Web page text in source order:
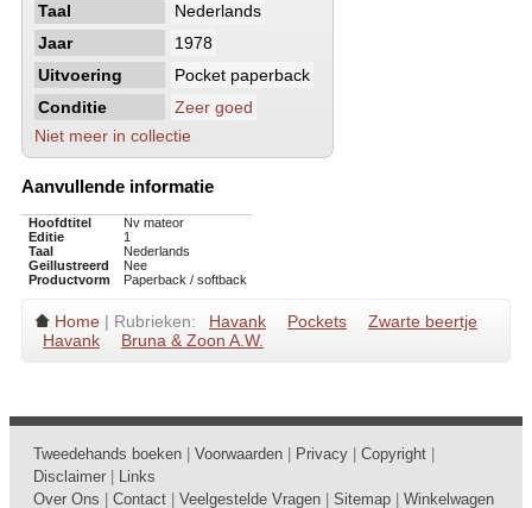
Taal
Nederlands
Jaar
1978
Uitvoering
Pocket paperback
Conditie
Zeer goed
Niet meer in collectie
Aanvullende informatie
Hoofdtitel
Nv mateor
Editie
1
Taal
Nederlands
Geillustreerd
Nee
Productvorm
Paperback / softback
Home | Rubrieken: Havank Pockets
Zwarte beertje
Havank
Bruna & Zoon A.W.
Tweedehands boeken Voorwaarden Privacy Copyright
Disclaimer
Links
Over Ons
Contact Veelgestelde Vragen Sitemap Winkelwagen